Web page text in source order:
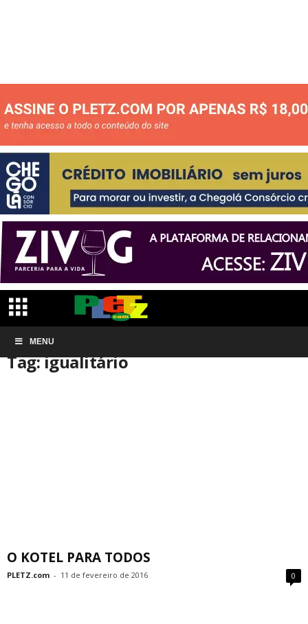
MENU
Início Tags
Tag: igualitário
O KOTEL PARA TODOS
PLETZ.com - 11 de fevereiro de 2016 0